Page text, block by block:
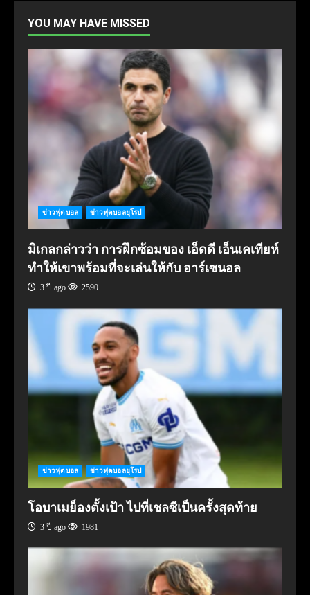
YOU MAY HAVE MISSED
ข่าวฟุตบอล ข่าวฟุตบอลยุโรป
มิเกลกล่าวว่า การฝึกซ้อมของ เอ็ดดี เอ็นเคเทียห์
ทำให้เขาพร้อมที่จะเล่นให้กับ อาร์เซนอล
3 ปี ago 2590
ข่าวฟุตบอล ข่าวฟุตบอลยุโรป
โอบาเมย็องตั้งเป้า ไปที่เชลซีเป็นครั้งสุดท้าย
3 ปี ago 1981